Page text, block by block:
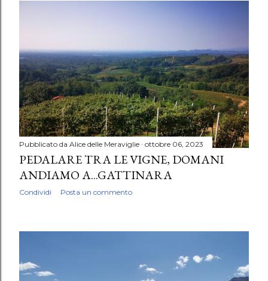
Pubblicato da Alice delle Meraviglie ottobre 06, 2023
PEDALARE TRA LE VIGNE, DOMANI
ANDIAMO A...GATTINARA
Condividi Posta un commento